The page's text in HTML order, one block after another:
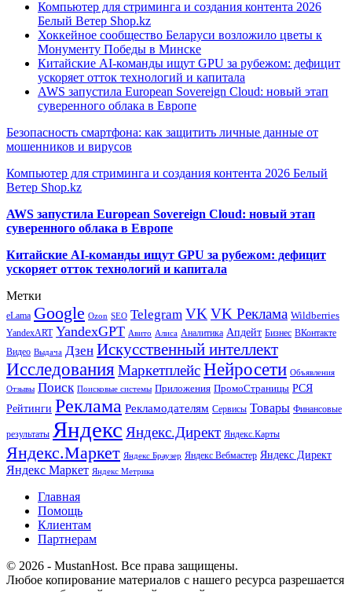
Компьютер для стриминга и создания контента 2026
Белый Ветер Shop.kz
Хоккейное сообщество Беларуси возложило цветы к
Монументу Победы в Минске
Китайские AI-команды ищут GPU за рубежом: дефицит
ускоряет отток технологий и капитала
AWS запустила European Sovereign Cloud: новый этап
суверенного облака в Европе
Безопасность смартфона: как защитить личные данные от
мошенников и вирусов
Компьютер для стриминга и создания контента 2026 Белый
Ветер Shop.kz
AWS запустила European Sovereign Cloud: новый этап
суверенного облака в Европе
Китайские AI-команды ищут GPU за рубежом: дефицит
ускоряет отток технологий и капитала
Метки
eLama Google Ozon SEO Telegram VK VK Реклама Wildberries
YandexART YandexGPT Авито Алиса Аналитика Апдейт Бизнес ВКонтакте
Видео Выдача Дзен Искусственный интеллект
Исследования МаркетплейсНейросети Объявления
Отзывы Поиск Поисковые системы Приложения ПромоСтраницы РСЯ
Рейтинги Реклама Рекламодателям Сервисы Товары Финансовые
результаты Яндекс Яндекс.Директ Яндекс.Карты
Яндекс.Маркет Яндекс Браузер Яндекс Вебмастер Яндекс Директ
Яндекс Маркет Яндекс Метрика
Главная
Помощь
Клиентам
Партнерам
© 2026 - MustanHost. Все права защищены.
Любое копирование материалов с нашего ресурса разрешается